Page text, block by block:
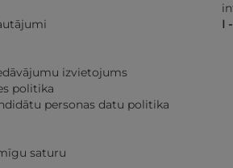
izvietojums
politika
personas datu politika
saturu
I